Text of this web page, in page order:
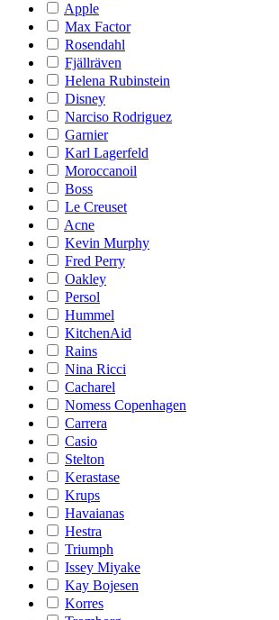
Apple
Max Factor
Rosendahl
Fjällräven
Helena Rubinstein
Disney
Narciso Rodriguez
Garnier
Karl Lagerfeld
Moroccanoil
Boss
Le Creuset
Acne
Kevin Murphy
Fred Perry
Oakley
Persol
Hummel
KitchenAid
Rains
Nina Ricci
Cacharel
Nomess Copenhagen
Carrera
Casio
Stelton
Kerastase
Krups
Havaianas
Hestra
Triumph
Issey Miyake
Kay Bojesen
Korres